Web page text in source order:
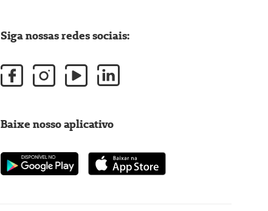
Siga nossas redes sociais:
Baixe nosso aplicativo